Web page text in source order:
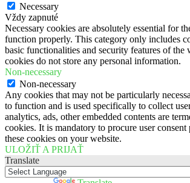
Necessary
Vždy zapnuté
Necessary cookies are absolutely essential for
function properly. This category only includes
basic functionalities and security features of the
cookies do not store any personal information.
Non-necessary
Non-necessary
Any cookies that may not be particularly
to function and is used specifically to collect
analytics, ads, other embedded contents are
cookies. It is mandatory to procure user
these cookies on your website.
ULOŽIŤ A PRIJAŤ
Translate